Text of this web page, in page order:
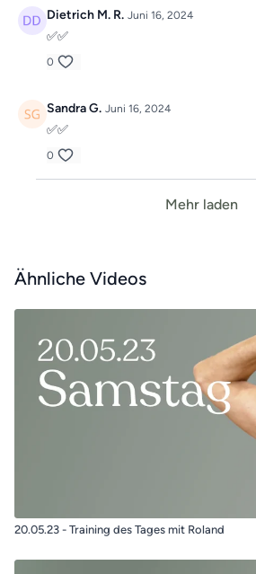
Dietrich M. R. Juni 16, 2024
✅✅
0
Sandra G. Juni 16, 2024
✅✅
0
Mehr laden
Ähnliche Videos
20.05.23 - Training des Tages mit Roland